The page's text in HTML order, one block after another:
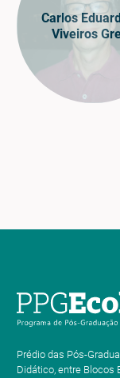
Carlos
Viveiros
Prédio das Pós-
Didático, entre Blocos